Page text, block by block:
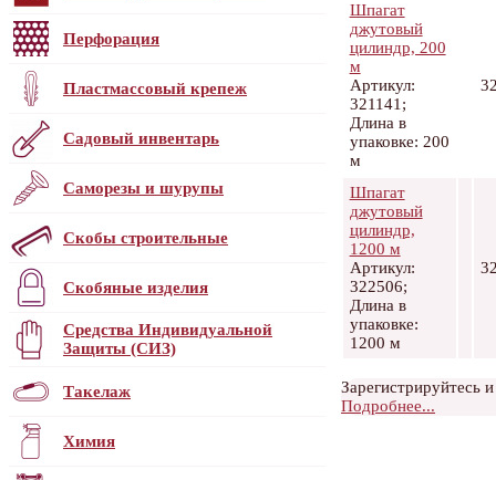
Перфорация
Пластмассовый крепеж
Садовый инвентарь
Саморезы и шурупы
Скобы строительные
Скобяные изделия
Средства Индивидуальной
Защиты (СИЗ)
Такелаж
Химия
Шпагат
джутовый
цилиндр, 200
м
Артикул:
321141;
Длина в
упаковке: 200
м
Шпагат
джутовый
цилиндр,
1200 м
Артикул:
322506;
Длина в
упаковке:
1200 м
Зарегистрируйтесь
Подробнее...